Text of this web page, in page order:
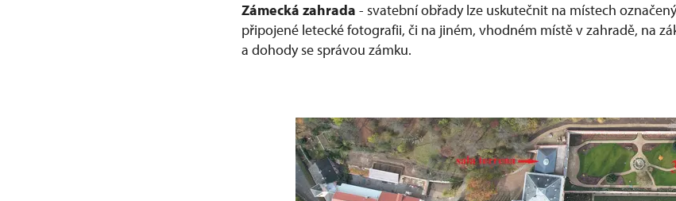
Zámecká zahrada - svatební obřady lze uskutečnit na místech
připojené letecké fotografii, či na jiném, vhodném místě v zahradě, na
a dohody se správou zámku.